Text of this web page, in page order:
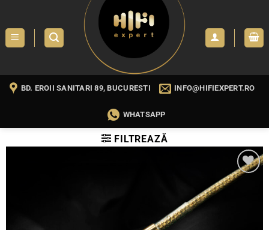
content
BD. EROII SANITARI 89, BUCURESTI INFO@HIFIEXPERT.RO
WHATSAPP
FILTREAZĂ
WISHLIST